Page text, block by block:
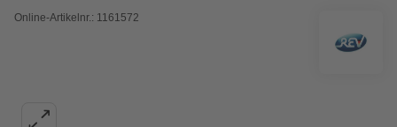
Online-Artikelnr.: 1161572